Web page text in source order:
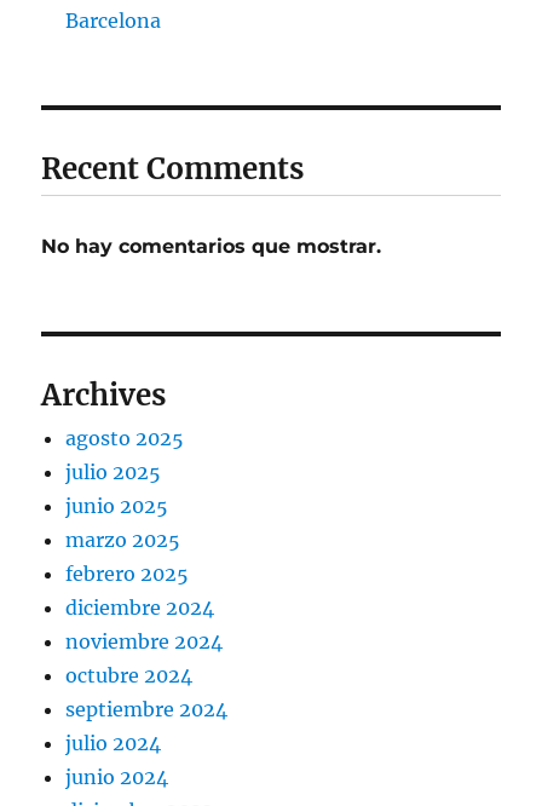
Barcelona
Recent Comments
No hay comentarios que mostrar.
Archives
agosto 2025
julio 2025
junio 2025
marzo 2025
febrero 2025
diciembre 2024
noviembre 2024
octubre 2024
septiembre 2024
julio 2024
junio 2024